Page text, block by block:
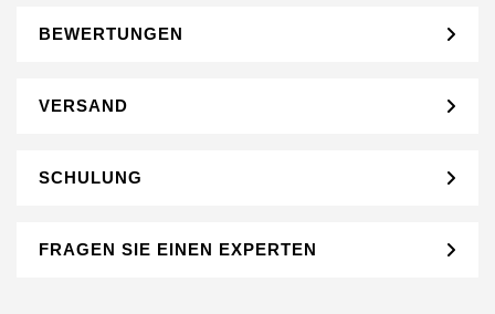
BEWERTUNGEN
VERSAND
SCHULUNG
FRAGEN SIE EINEN EXPERTEN